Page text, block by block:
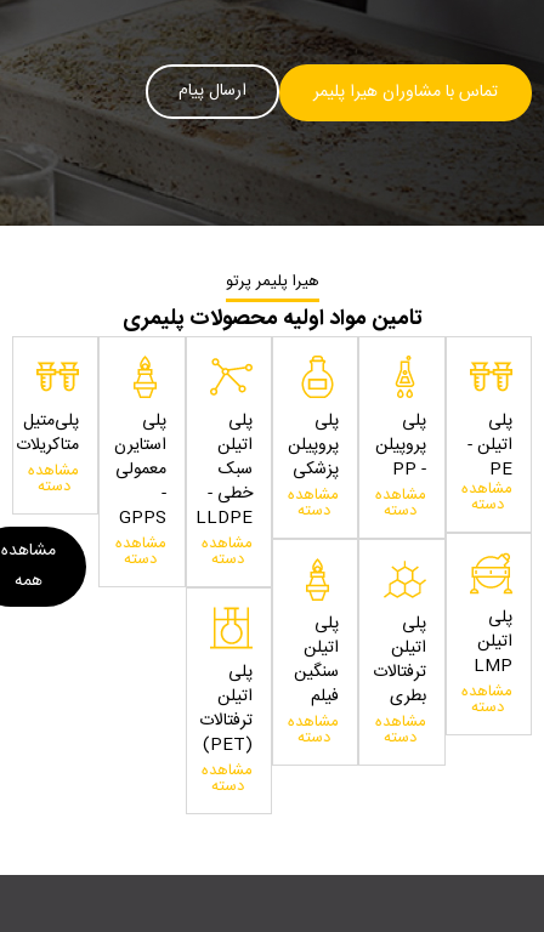
تماس با مشاوران هیرا پلیمر ارسال پیام
هیرا پلیمر پرتو
تامین مواد اولیه محصولات پلیمری
پلی
اتیلن -
PE
مشاهده
دسته
پلی
اتیلن
LMP
مشاهده
دسته
پلی
پروپیلن
- PP
مشاهده
دسته
پلی
اتیلن
ترفتالات
بطری
مشاهده
دسته
پلی
پروپیلن
پزشکی
مشاهده
دسته
پلی
اتیلن
سنگین
فیلم
مشاهده
دسته
پلی
اتیلن
سبک
خطی -
LLDPE
مشاهده
دسته
پلی
اتیلن
ترفتالات
(PET)
مشاهده
دسته
پلی
استایرن
معمولی
-
GPPS
مشاهده
دسته
پلی‌متیل
متاکریلات
مشاهده
دسته
مشاهده
همه